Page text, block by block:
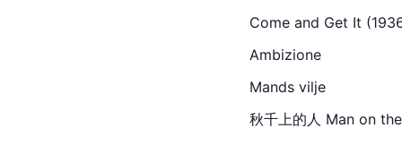
Come and Get It
Ambizione
Mands vilje
秋千上的人 Man on